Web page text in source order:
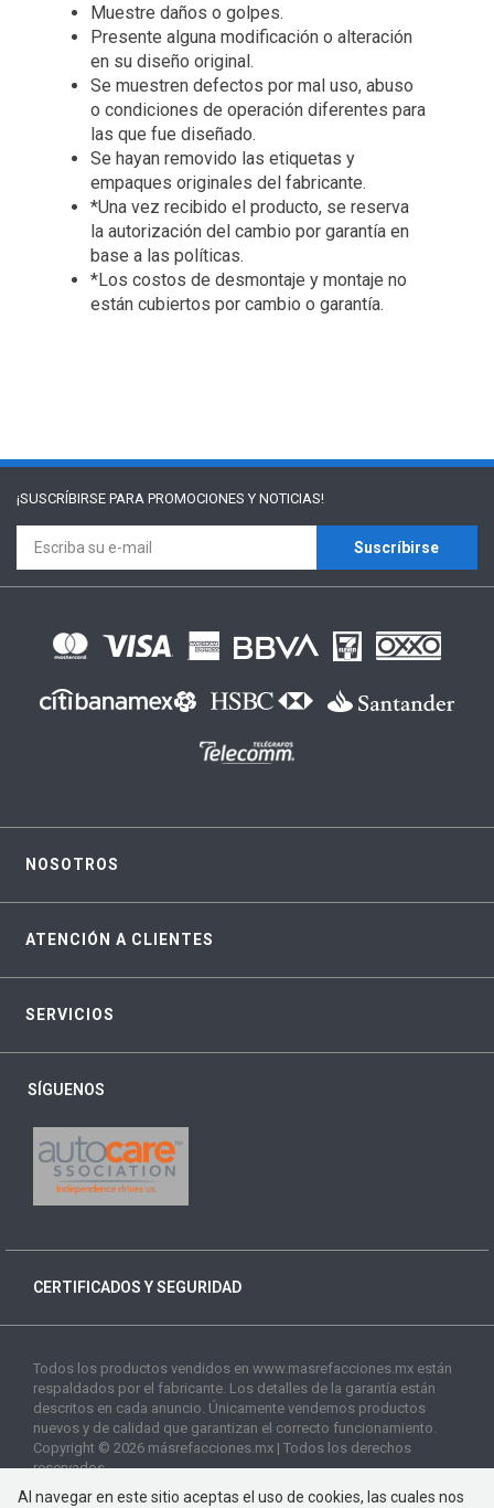
Muestre daños o golpes.
Presente alguna modificación o alteración
en su diseño original.
Se muestren defectos por mal uso, abuso
o condiciones de operación diferentes para
las que fue diseñado.
Se hayan removido las etiquetas y
empaques originales del fabricante.
*Una vez recibido el producto, se reserva
la autorización del cambio por garantía en
base a las políticas.
*Los costos de desmontaje y montaje no
están cubiertos por cambio o garantía.
¡SUSCRÍBIRSE PARA PROMOCIONES Y NOTICIAS!
Suscríbirse
NOSOTROS
ATENCIÓN A CLIENTES
SERVICIOS
SÍGUENOS
CERTIFICADOS Y SEGURIDAD
Todos los productos vendidos en www.masrefacciones.mx están
respaldados por el fabricante. Los detalles de la garantía están
descritos en cada anuncio. Únicamente vendemos productos
nuevos y de calidad que garantizan el correcto funcionamiento.
Copyright © 2026 másrefacciones.mx | Todos los derechos
reservados
Al navegar en este sitio aceptas el uso de cookies, las cuales nos